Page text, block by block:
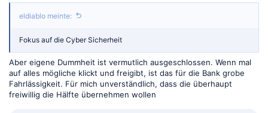
eldiablo meinte:
Fokus auf die Cyber Sicherheit
Aber eigene Dummheit ist vermutlich ausgeschlossen. Wenn mal
auf alles mögliche klickt und freigibt, ist das für die Bank grobe
Fahrlässigkeit. Für mich unverständlich, dass die überhaupt
freiwillig die Hälfte übernehmen wollen